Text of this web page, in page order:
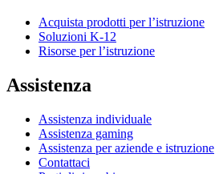
Acquista prodotti per l’istruzione
Soluzioni K-12
Risorse per l’istruzione
Assistenza
Assistenza individuale
Assistenza gaming
Assistenza per aziende e istruzione
Contattaci